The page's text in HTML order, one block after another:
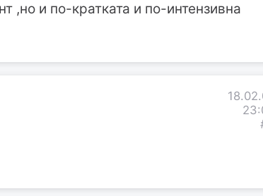
,но и по-кратката и по-интензивна